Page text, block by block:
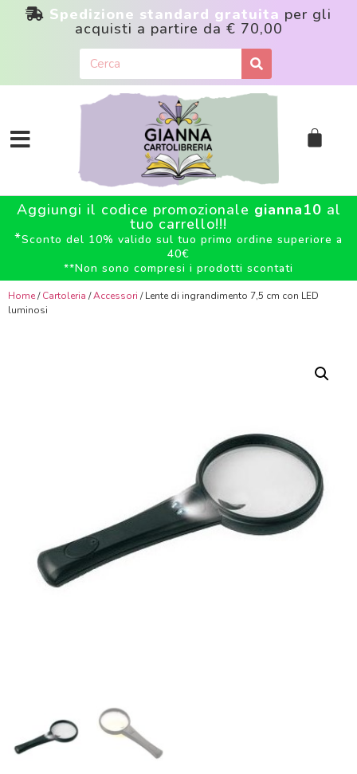
Spedizione standard gratuita per gli
acquisti a partire da € 70,00
Aggiungi il codice promozionale gianna10 al
tuo carrello!!!
*Sconto del 10% valido sul tuo primo ordine superiore a
40€
**Non sono compresi i prodotti scontati
Home/Cartoleria /Accessori / Lente di ingrandimento 7,5 cm con LED
luminosi